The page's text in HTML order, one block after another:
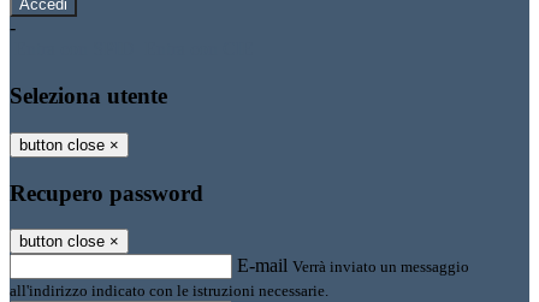
-
Seleziona utente
button close ×
Recupero password
button close ×
E-mail Verrà inviato un messaggio
all'indirizzo indicato con le istruzioni necessarie.